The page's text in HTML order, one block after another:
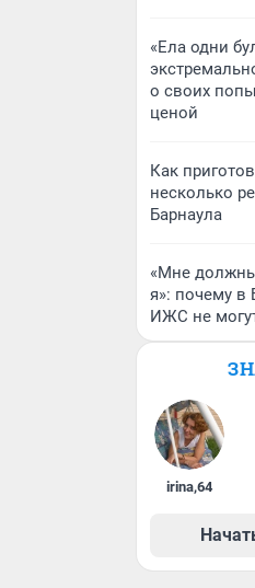
«Ела одни
о своих
ценой
Как
несколько
Барнаула
«Мне
я»: почему в
ИЖС не
irina,64